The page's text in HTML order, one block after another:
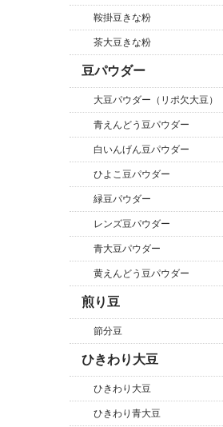
鞍掛豆きな粉
茶大豆きな粉
豆パウダー
大豆パウダー（リポ欠大豆）
青えんどう豆パウダー
白いんげん豆パウダー
ひよこ豆パウダー
緑豆パウダー
レンズ豆パウダー
青大豆パウダー
黄えんどう豆パウダー
煎り豆
節分豆
ひきわり大豆
ひきわり大豆
ひきわり青大豆